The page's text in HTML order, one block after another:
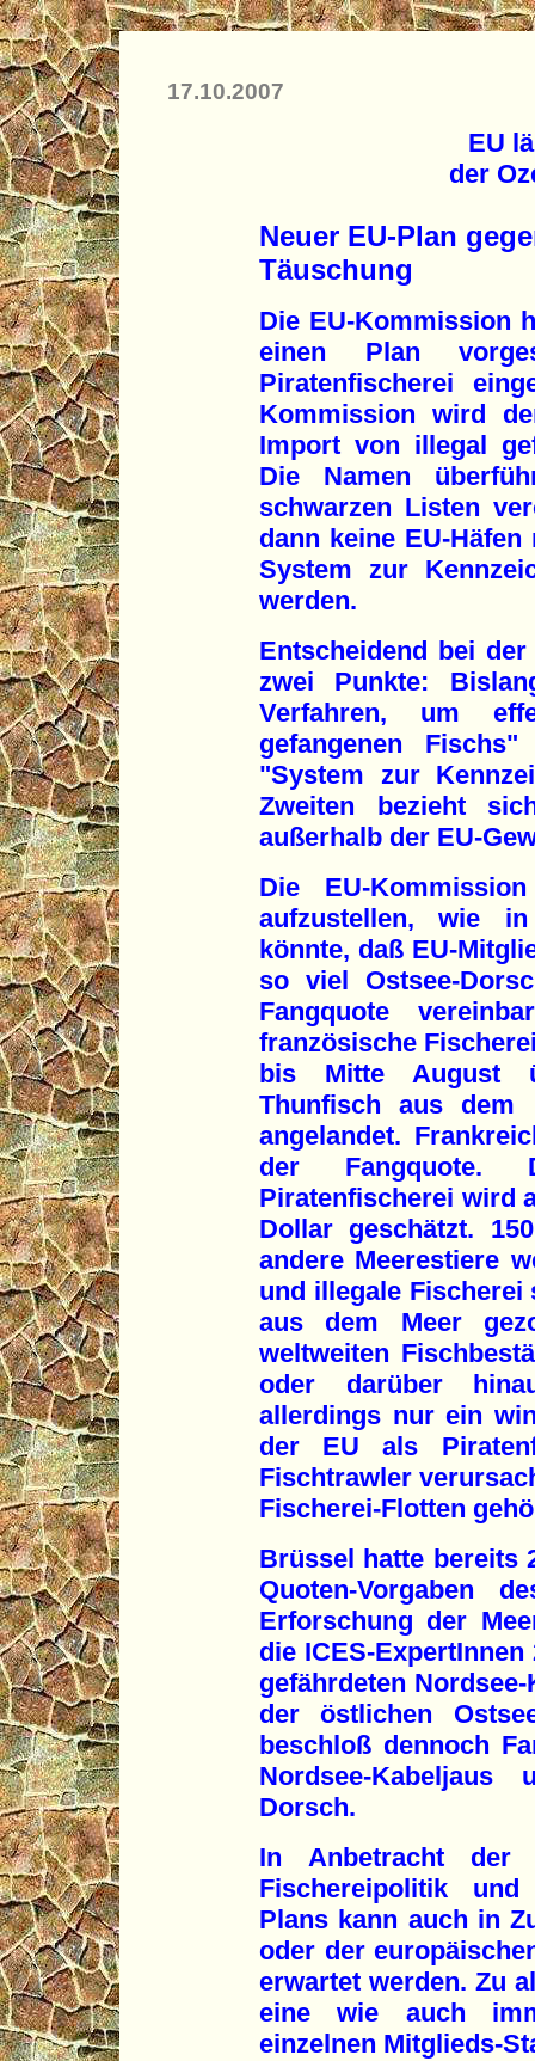
17.10.2007
EU
der
Neuer EU-Plan
Täuschung
Die EU-Kommission
einen Plan
Piratenfischerei
Kommission wird
Import von illegal
Die Namen
schwarzen Listen
dann keine EU-
System zur
werden.
Entscheidend bei
zwei Punkte:
Verfahren, um
gefangenen
"System zur
Zweiten bezieht
außerhalb der EU-
Die EU-
aufzustellen, wie
könnte, daß EU-
so viel Ostsee-
Fangquote
französische
bis Mitte August
Thunfisch aus dem
angelandet.
der Fangquote.
Piratenfischerei wird
Dollar geschätzt.
andere Meerestiere
und illegale Fischerei
aus dem Meer
weltweiten
oder darüber
allerdings nur ein
der EU als
Fischtrawler
Fischerei-Flotten
Brüssel hatte bereits
Quoten-Vorgaben
Erforschung der
die ICES-
gefährdeten
der östlichen
beschloß dennoch
Nordsee-Kabeljaus
Dorsch.
In Anbetracht der
Fischereipolitik
Plans kann auch in
oder der
erwartet werden. Zu
eine wie auch
einzelnen Mitglieds-